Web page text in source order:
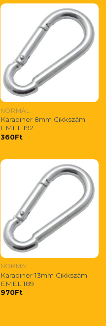
NORMÁL
Karabiner 8mm Cikkszám:
EMEL 192
360Ft
NORMÁL
Karabiner 13mm Cikkszám:
EMEL 189
970Ft